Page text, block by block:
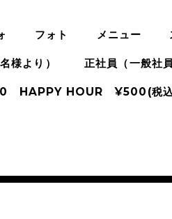
フォト メニュー
様より） 正社員（一般社
HAPPY HOUR ¥500(税